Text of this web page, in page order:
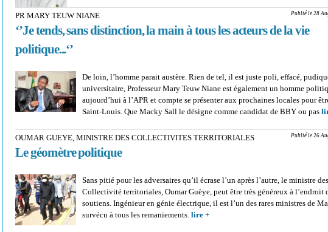
DE LA
jungle APR
Publié le 28
PR MARY TEUW NIANE
‘’Je tends, sans distinction, la main à tous les acteurs de la vie
politique...‘’
De loin, l’homme parait austère. Rien de tel, il est juste poli, effacé,
universitaire, Professeur Mary Teuw Niane est également un homme
aujourd’hui à l’APR et compte se présenter aux prochaines locales pour
Saint-Louis. Que Macky Sall le désigne comme candidat de BBY ou pas
Publié le 26
OUMAR GUEYE, MINISTRE DES COLLECTIVITES TERRITORIALES
Le géomètre politique
Sans pitié pour les adversaires qu’il écrase l’un après l’autre, le ministre des
Collectivité territoriales, Oumar Guèye, peut être très généreux à l’endroit
soutiens. Ingénieur en génie électrique, il est l’un des rares ministres de
survécu à tous les remaniements. lire +